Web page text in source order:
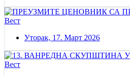
Вест
Уторак, 17. Март 2026
Вест